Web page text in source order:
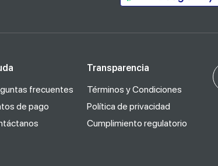
frecuentes
de pago
Transparencia
Términos y Condiciones
Política de privacidad
Cumplimiento regulatorio